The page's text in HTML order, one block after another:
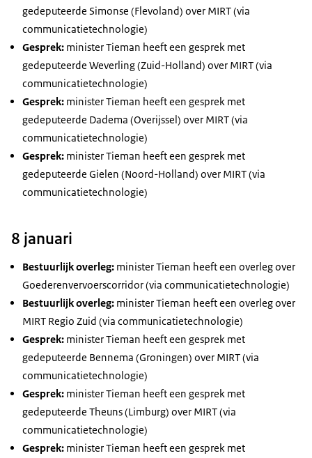
gedeputeerde Simonse (Flevoland) over MIRT (via
communicatietechnologie)
Gesprek: minister Tieman heeft een gesprek met
gedeputeerde Weverling (Zuid-Holland) over MIRT (via
communicatietechnologie)
Gesprek: minister Tieman heeft een gesprek met
gedeputeerde Dadema (Overijssel) over MIRT (via
communicatietechnologie)
Gesprek: minister Tieman heeft een gesprek met
gedeputeerde Gielen (Noord-Holland) over MIRT (via
communicatietechnologie)
8 januari
Bestuurlijk overleg: minister Tieman heeft een overleg over
Goederenvervoerscorridor (via communicatietechnologie)
Bestuurlijk overleg: minister Tieman heeft een overleg over
MIRT Regio Zuid (via communicatietechnologie)
Gesprek: minister Tieman heeft een gesprek met
gedeputeerde Bennema (Groningen) over MIRT (via
communicatietechnologie)
Gesprek: minister Tieman heeft een gesprek met
gedeputeerde Theuns (Limburg) over MIRT (via
communicatietechnologie)
Gesprek: minister Tieman heeft een gesprek met